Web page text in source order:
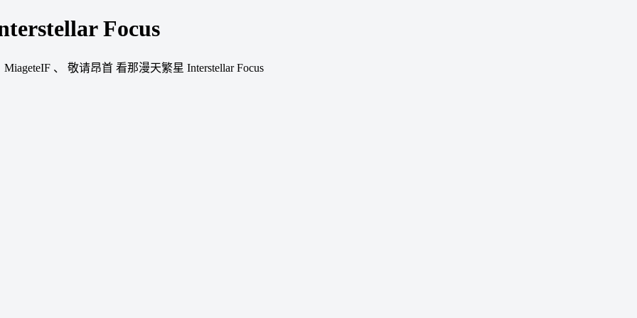
Focus
MiageteIF 、 敬请昂首 看那漫天繁星 Interstellar Focus